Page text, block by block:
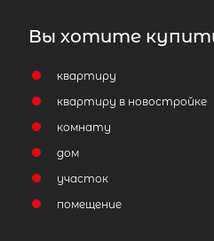
Вы хотите
квартиру
квартиру в новостройке
комнату
дом
участок
помещение